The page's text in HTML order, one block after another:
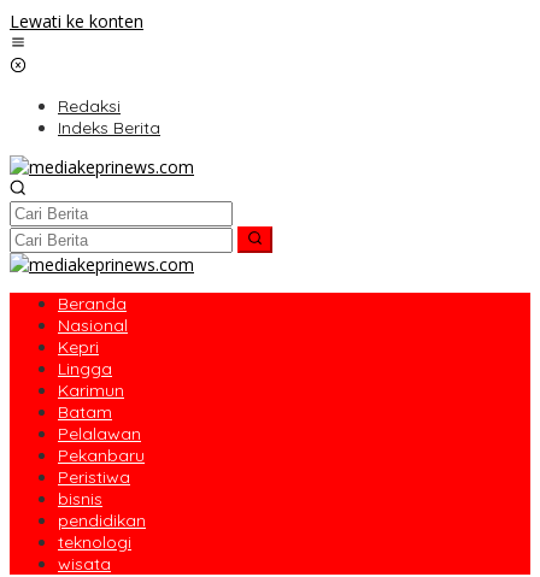
Lewati ke konten
Redaksi
Indeks Berita
Beranda
Nasional
Kepri
Lingga
Karimun
Batam
Pelalawan
Pekanbaru
Peristiwa
bisnis
pendidikan
teknologi
wisata